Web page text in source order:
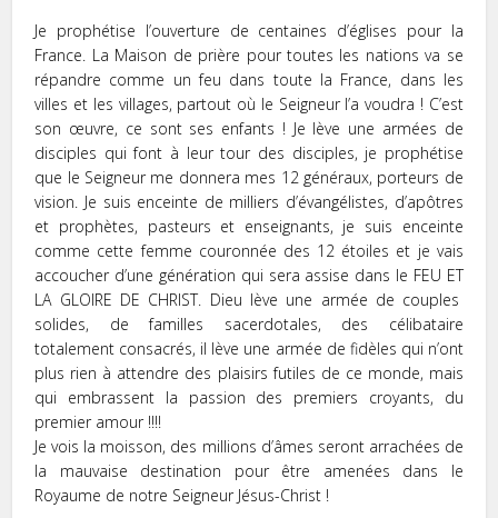
Je prophétise l’ouverture de centaines d’églises pour la
France. La Maison de prière pour toutes les nations va se
répandre comme un feu dans toute la France, dans les
villes et les villages, partout où le Seigneur l’a voudra ! C’est
son œuvre, ce sont ses enfants ! Je lève une armées de
disciples qui font à leur tour des disciples, je prophétise
que le Seigneur me donnera mes 12 généraux, porteurs de
vision. Je suis enceinte de milliers d’évangélistes, d’apôtres
et prophètes, pasteurs et enseignants, je suis enceinte
comme cette femme couronnée des 12 étoiles et je vais
accoucher d’une génération qui sera assise dans le FEU ET
LA GLOIRE DE CHRIST. Dieu lève une armée de couples
solides, de familles sacerdotales, des célibataire
totalement consacrés, il lève une armée de fidèles qui n’ont
plus rien à attendre des plaisirs futiles de ce monde, mais
qui embrassent la passion des premiers croyants, du
premier amour !!!!
Je vois la moisson, des millions d’âmes seront arrachées de
la mauvaise destination pour être amenées dans le
Royaume de notre Seigneur Jésus-Christ !